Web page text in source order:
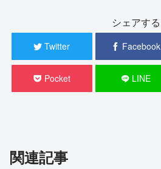
シェアする
Twitter Facebook
Pocket LINE
関連記事